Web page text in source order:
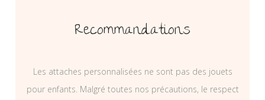
Recommandations
Les attaches personnalisées ne sont pas des jouets
pour enfants. Malgré toutes nos précautions, le respect